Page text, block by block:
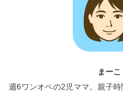
まーこ
週6ワンオペの2児ママ。親子